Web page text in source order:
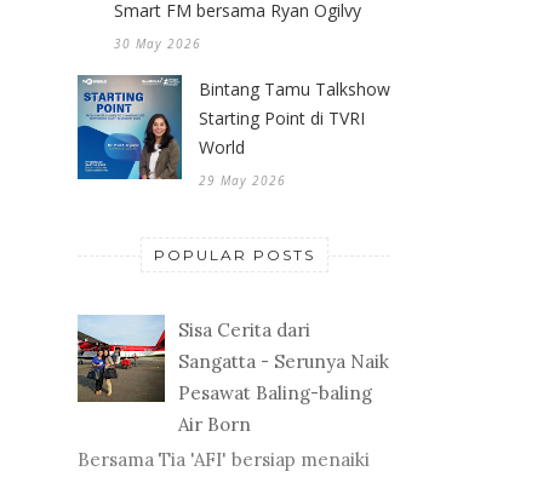
Smart FM bersama Ryan Ogilvy
30 May 2026
Bintang Tamu Talkshow
Starting Point di TVRI
World
29 May 2026
POPULAR POSTS
Sisa Cerita dari
Sangatta - Serunya Naik
Pesawat Baling-baling
Air Born
Bersama Tia 'AFI' bersiap menaiki